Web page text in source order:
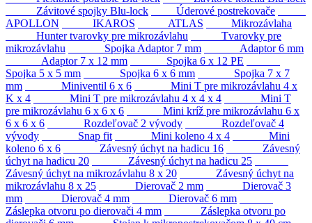
Závitové spojky Blu-lock
Úderové postrekovače
APOLLON
IKAROS ATLAS
Mikrozávlaha
Hunter tvarovky pre mikrozávlahu
Tvarovky pre
mikrozávlahu
Spojka Adaptor 7 mm
Adaptor 6 mm
Adaptor 7 x 12 mm
Spojka 6 x 12 PE
Spojka 5 x 5 mm
Spojka 6 x 6 mm
Spojka 7 x 7
mm
Miniventil 6 x 6
Mini T pre mikrozávlahu 4 x
K x 4
Mini T pre mikrozávlahu 4 x 4 x 4
Mini T
pre mikrozávlahu 6 x 6 x 6
Mini kríž pre mikrozávlahu 6 x
6 x 6 x 6
Rozdeľovač 2 vývody
Rozdeľovač 4
vývody
Snap fit Mini koleno 4 x 4
Mini
koleno 6 x 6
Závesný úchyt na hadicu 16
Závesný
úchyt na hadicu 20
Závesný úchyt na hadicu 25
Závesný úchyt na mikrozávlahu 8 x 20
Závesný úchyt na
mikrozávlahu 8 x 25
Dierovač 2 mm
Dierovač 3
mm
Dierovač 4 mm
Dierovač 6 mm
Záslepka otvoru po dierovači 4 mm
Záslepka otvoru po